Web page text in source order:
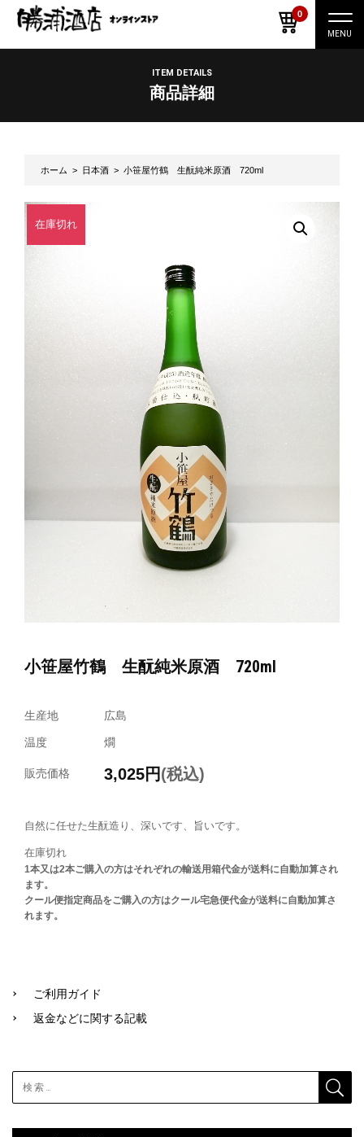
ナ
ビ
切
0
ITEM DETAILS
商品詳細
ホーム > 日本酒> 小笹屋竹鶴 生酛純米原酒 720ml
在庫切れ
小笹屋竹鶴 生酛純米原酒 720ml
生産地 広島
温度 燗
販売価格 3,025円(税込)
自然に任せた生酛造り、深いです、旨いです。
在庫切れ
1本又は2本ご購入の方はそれぞれの輸送用箱代金が送料に自動加算され
ます。
クール便指定商品をご購入の方はクール宅急便代金が送料に自動加算さ
れます。
ご利用ガイド
返金などに関する記載